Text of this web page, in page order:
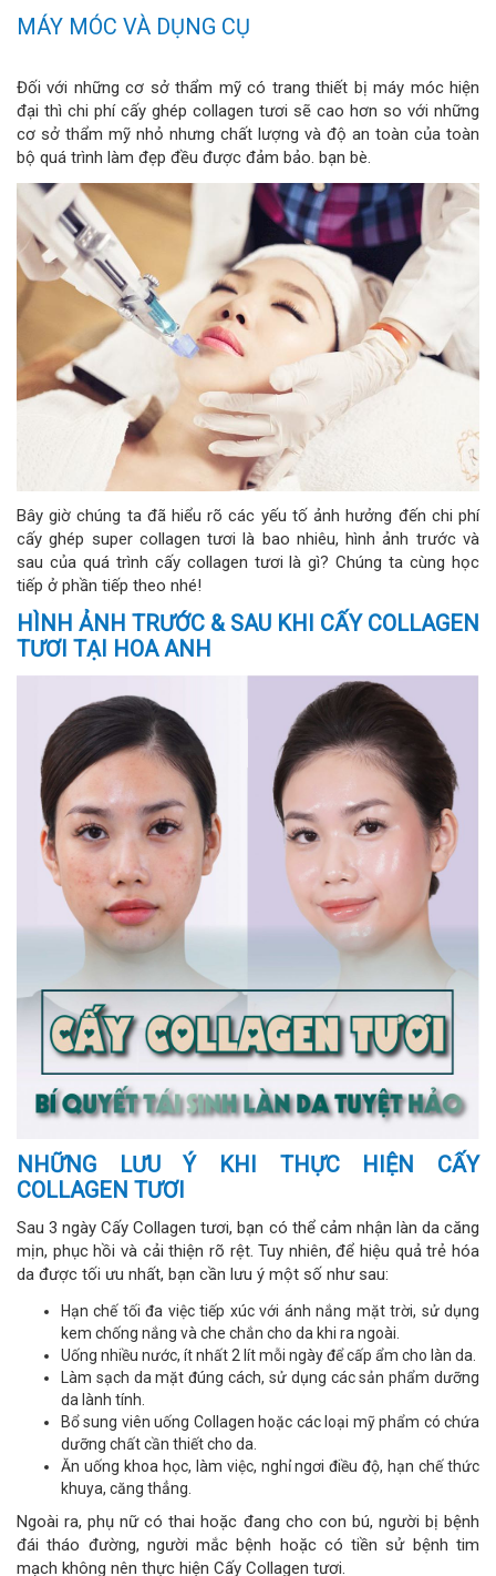
MÁY MÓC VÀ DỤNG CỤ
Đối với những cơ sở thẩm mỹ có trang thiết bị máy móc hiện
đại thì chi phí cấy ghép collagen tươi sẽ cao hơn so với những
cơ sở thẩm mỹ nhỏ nhưng chất lượng và độ an toàn của toàn
bộ quá trình làm đẹp đều được đảm bảo. bạn bè.
Bây giờ chúng ta đã hiểu rõ các yếu tố ảnh hưởng đến chi phí
cấy ghép super collagen tươi là bao nhiêu, hình ảnh trước và
sau của quá trình cấy collagen tươi là gì? Chúng ta cùng học
tiếp ở phần tiếp theo nhé!
HÌNH ẢNH TRƯỚC & SAU KHI CẤY COLLAGEN
TƯƠI TẠI HOA ANH
NHỮNG LƯU Ý KHI THỰC HIỆN CẤY
COLLAGEN TƯƠI
Sau 3 ngày Cấy Collagen tươi, bạn có thể cảm nhận làn da căng
mịn, phục hồi và cải thiện rõ rệt. Tuy nhiên, để hiệu quả trẻ hóa
da được tối ưu nhất, bạn cần lưu ý một số như sau:
Hạn chế tối đa việc tiếp xúc với ánh nắng mặt trời, sử dụng
kem chống nắng và che chắn cho da khi ra ngoài.
Uống nhiều nước, ít nhất 2 lít mỗi ngày để cấp ẩm cho làn da.
Làm sạch da mặt đúng cách, sử dụng các sản phẩm dưỡng
da lành tính.
Bổ sung viên uống Collagen hoặc các loại mỹ phẩm có chứa
dưỡng chất cần thiết cho da.
Ăn uống khoa học, làm việc, nghỉ ngơi điều độ, hạn chế thức
khuya, căng thẳng.
Ngoài ra, phụ nữ có thai hoặc đang cho con bú, người bị bệnh
đái tháo đường, người mắc bệnh hoặc có tiền sử bệnh tim
mạch không nên thực hiện Cấy Collagen tươi.